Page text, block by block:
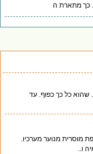
מתארת ה
כל כך כפוף. עד
מנוער מערכיו.